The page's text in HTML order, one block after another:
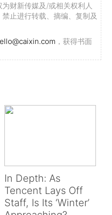
财新传媒及/或相关权利人
止进行转载、摘编、复制及
，获得书面
In Depth: As
Tencent Lays Off
Staff, Is Its ‘Winter’